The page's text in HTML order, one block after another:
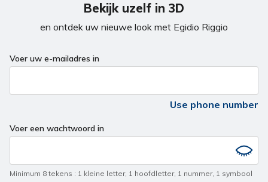
Bekijk uzelf in 3D
en ontdek uw nieuwe look met Egidio Riggio
Voer uw e-mailadres in
Use phone number
Voer een wachtwoord in
Minimum 8 tekens : 1 kleine letter, 1 hoofdletter, 1 nummer, 1 symbool